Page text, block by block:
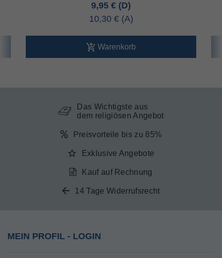
9,95 €
10,30 €
Warenkorb
Das Wichtigste aus
dem religiösen Angebot
Preisvorteile bis zu 85%
Exklusive Angebote
Kauf auf Rechnung
14 Tage Widerrufsrecht
MEIN PROFIL - LOGIN